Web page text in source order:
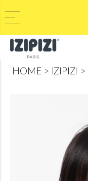
HOME IZIPIZI